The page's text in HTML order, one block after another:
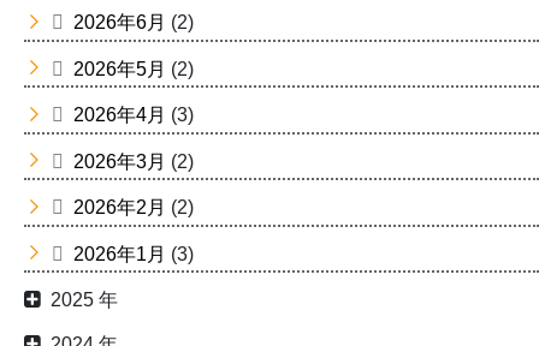
2026年6月 (2)
2026年5月 (2)
2026年4月 (3)
2026年3月 (2)
2026年2月 (2)
2026年1月 (3)
2025 年